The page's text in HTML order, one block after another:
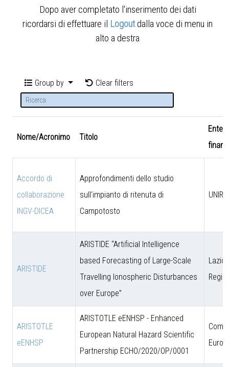
Dopo aver completato l'inserimento dei dati
ricordarsi di effettuare il Logout dalla voce di menu in
alto a destra
Group by Clear filters
Nome/Acronimo Titolo
Ente
Accordo di
collaborazione
INGV-DICEA
Approfondimenti dello studio
sull'impianto di ritenuta di
Campotosto
ARISTIDE
ARISTIDE “Artificial Intelligence
based Forecasting of Large-Scale
Travelling Ionospheric Disturbances
over Europe”
Lazio
ARISTOTLE
eENHSP
ARISTOTLE eENHSP - Enhanced
European Natural Hazard Scientific
Partnership ECHO/2020/OP/0001